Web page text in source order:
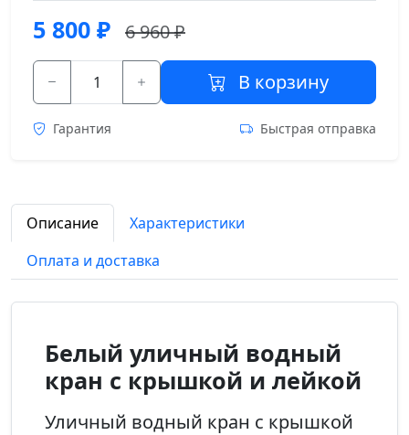
5 800 ₽ 6 960 ₽
В корзину
Гарантия Быстрая отправка
Описание
Характеристики
Оплата и доставка
Белый уличный водный
кран с крышкой и лейкой
Уличный водный кран с крышкой